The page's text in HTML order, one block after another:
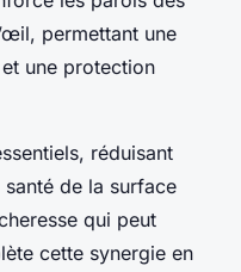
permettant une
une protection
réduisant
santé de la surface
qui peut
cette synergie en